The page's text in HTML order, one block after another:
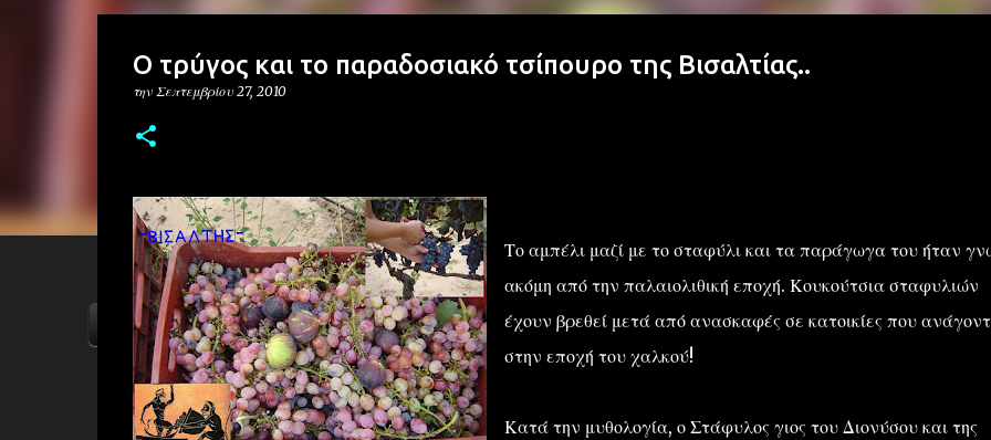
ΑΡΧΙΚΗ YOUTUBE FACEBOOK ''ΜΑΓΕΜΕΝΕΣ'' /PROJECT ΣΧΕΤΙΚΑ/ABOUT
Ο τρύγος και το παραδοσιακό τσίπουρο της Βισαλτίας..
την Σεπτεμβρίου 27, 2010
Το αμπέλι μαζί με το σταφύλι και τα παράγωγα του ήταν
ακόμη από την παλαιολιθική εποχή. Κουκούτσια σταφυλιών
έχουν βρεθεί μετά από ανασκαφές σε κατοικίες που
στην εποχή του χαλκού!
Κατά την μυθολογία, ο Στάφυλος γιος του Διονύσου και της